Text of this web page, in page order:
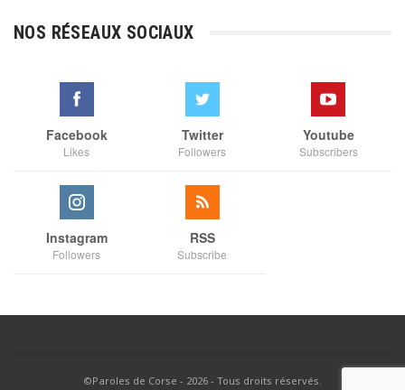
à
NOS RÉSEAUX SOCIAUX
Facebook
Likes
Twitter
Followers
Youtube
Subscribers
Instagram
Followers
RSS
Subscribe
©Paroles de Corse - 2026 - Tous droits réservés.